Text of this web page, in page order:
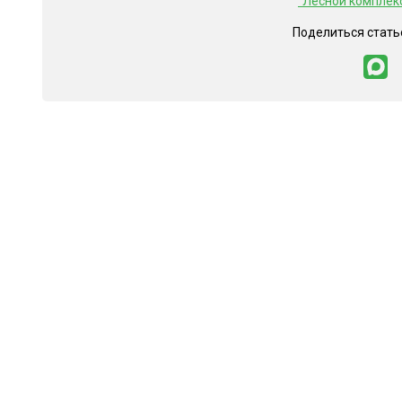
Поделиться